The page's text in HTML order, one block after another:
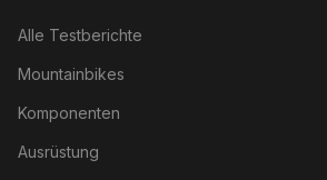
Alle Testberichte
Mountainbikes
Komponenten
Ausrüstung